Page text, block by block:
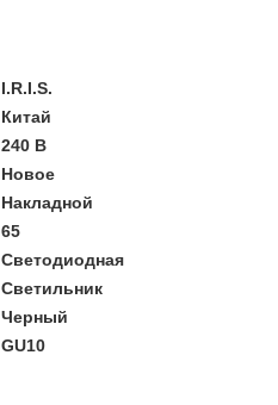
I.R.I.S.
Китай
240 В
Новое
Накладной
65
Светодиодная
Светильник
Черный
GU10